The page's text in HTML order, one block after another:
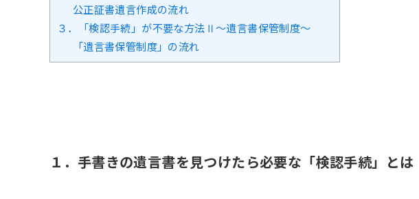
公正証書遺言作成の流れ
３．「検認手続」が不要な方法Ⅱ～遺言書保管制度～
「遺言書保管制度」の流れ
１．手書きの遺言書を見つけたら必要な「検認手続」とは